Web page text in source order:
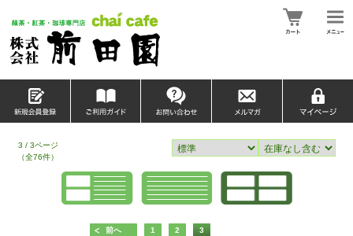
3 / 3ページ
（全76件）
前へ 1 2 3